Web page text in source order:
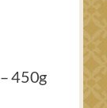
450g